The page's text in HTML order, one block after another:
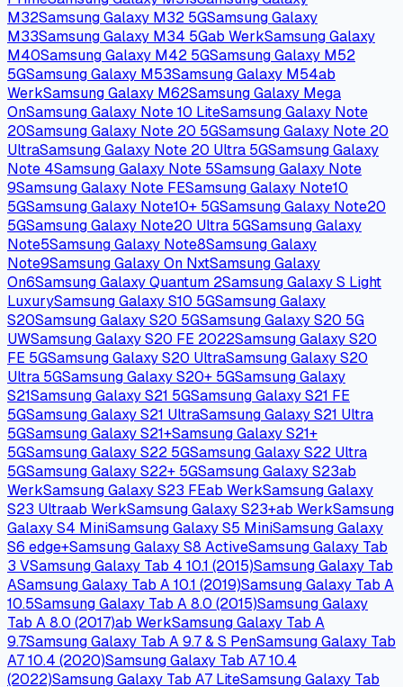
Galaxy S22 UltraSamsung Galaxy A QuantumSamsung
Galaxy A01 CoreSamsung Galaxy A02Samsung Galaxy
A02sSamsung Galaxy A03Samsung Galaxy A03
CoreSamsung Galaxy A03sSamsung Galaxy
A04sSamsung Galaxy A05ab WerkSamsung Galaxy
A05sab WerkSamsung Galaxy A12Samsung Galaxy A12
(India)Samsung Galaxy A12 NachoSamsung Galaxy
A13Samsung Galaxy A13 5GSamsung Galaxy A14ab
WerkSamsung Galaxy A14 4Gab WerkSamsung Galaxy
A14 5Gab WerkSamsung Galaxy A2 CoreSamsung Galaxy
A20Samsung Galaxy A21Samsung Galaxy A22
5GSamsung Galaxy A23Samsung Galaxy A23 5GSamsung
Galaxy A24 4Gab WerkSamsung Galaxy A25ab
WerkSamsung Galaxy A32Samsung Galaxy A32
5GSamsung Galaxy A33 5GSamsung Galaxy A34ab
WerkSamsung Galaxy A34 5Gab WerkSamsung Galaxy
A42 5GSamsung Galaxy A50Samsung Galaxy
A50sSamsung Galaxy A51Samsung Galaxy A51
5GSamsung Galaxy A51 5G UWSamsung Galaxy
A52Samsung Galaxy A52 5GSamsung Galaxy A52s
5GSamsung Galaxy A53 5GSamsung Galaxy A54ab
WerkSamsung Galaxy A54 5Gab WerkSamsung Galaxy
A55ab WerkSamsung Galaxy A6Samsung Galaxy A6
(2018)Samsung Galaxy A6+ (2018)Samsung Galaxy
A60Samsung Galaxy A6sSamsung Galaxy A7
(2016)Samsung Galaxy A70sSamsung Galaxy A71
5GSamsung Galaxy A71 5G UWSamsung Galaxy
A72Samsung Galaxy A72 5GSamsung Galaxy A73
5GSamsung Galaxy A8 DuosSamsung Galaxy A8
StarSamsung Galaxy A80Samsung Galaxy A8sSamsung
Galaxy A9 (2016)ab WerkSamsung Galaxy A9 Pro
(2016)ab WerkSamsung Galaxy A91Samsung Galaxy
C7Samsung Galaxy C7 (2017)Samsung Galaxy C9 Pro
WerkSamsung Galaxy Ccover 3Samsung Galaxy Express
PrimeSamsung Galaxy F02sSamsung Galaxy F04